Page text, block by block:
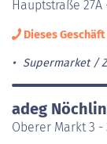
Hauptstraße
Dieses
Supermarket
adeg
Oberer Markt 3